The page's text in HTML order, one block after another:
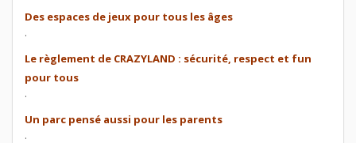
Des espaces de jeux pour tous les âges
.
Le règlement de CRAZYLAND : sécurité, respect et fun
pour tous
.
Un parc pensé aussi pour les parents
.